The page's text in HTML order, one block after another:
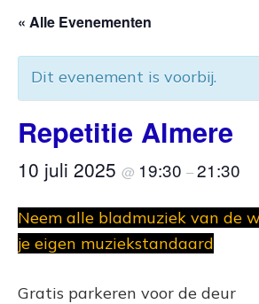
« Alle Evenementen
Dit evenement is voorbij.
Repetitie Almere
10 juli 2025 @ 19:30 –21:30
Neem alle bladmuziek van de
je eigen muziekstandaard
Gratis parkeren voor de deur